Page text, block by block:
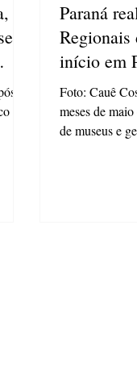
na
Paraná
Regionais
início em
Foto: Cauê
meses de
de museus e